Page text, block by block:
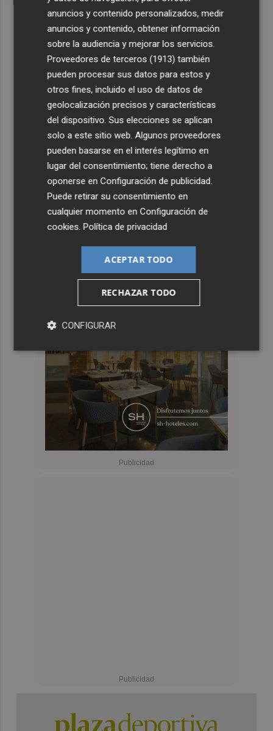
anuncios y contenido personalizados, medir
anuncios y contenido, obtener información
sobre la audiencia y mejorar los servicios.
Proveedores de terceros (1913) también
pueden procesar sus datos para estos y
otros fines, incluido el uso de datos de
geolocalización precisos y características
del dispositivo. Sus elecciones se aplican
solo a este sitio web. Algunos proveedores
pueden basarse en el interés legítimo en
lugar del consentimiento; tiene derecho a
oponerse enConfiguración de publicidad
Puede retirar su consentimiento en
cualquier momento enConfiguración de
cookies .Política de privacidad
ACEPTAR TODO
RECHAZAR TODO
CONFIGURAR